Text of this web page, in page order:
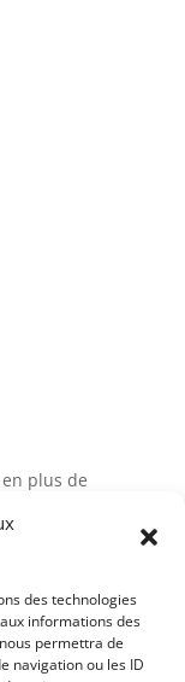
des technologies
informations des
permettra de
navigation ou les ID
plus de
et solutions